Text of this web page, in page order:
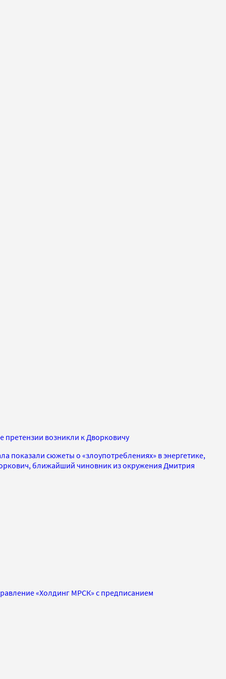
претензии возникли к Дворковичу
показали сюжеты о «злоупотреблениях» в энергетике,
ближайший чиновник из окружения Дмитрия
«Холдинг МРСК» с предписанием